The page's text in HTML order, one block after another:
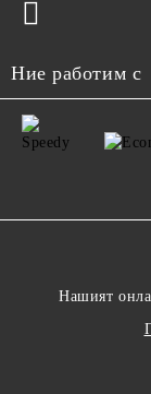
Ние работим с
Нашият